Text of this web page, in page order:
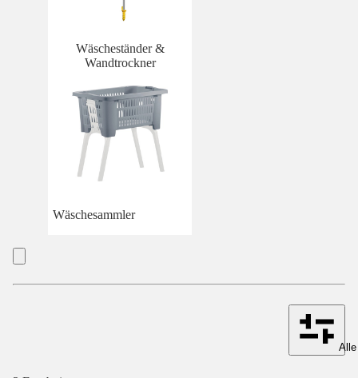
Wäscheständer &
Wandtrockner
Wäschesammler